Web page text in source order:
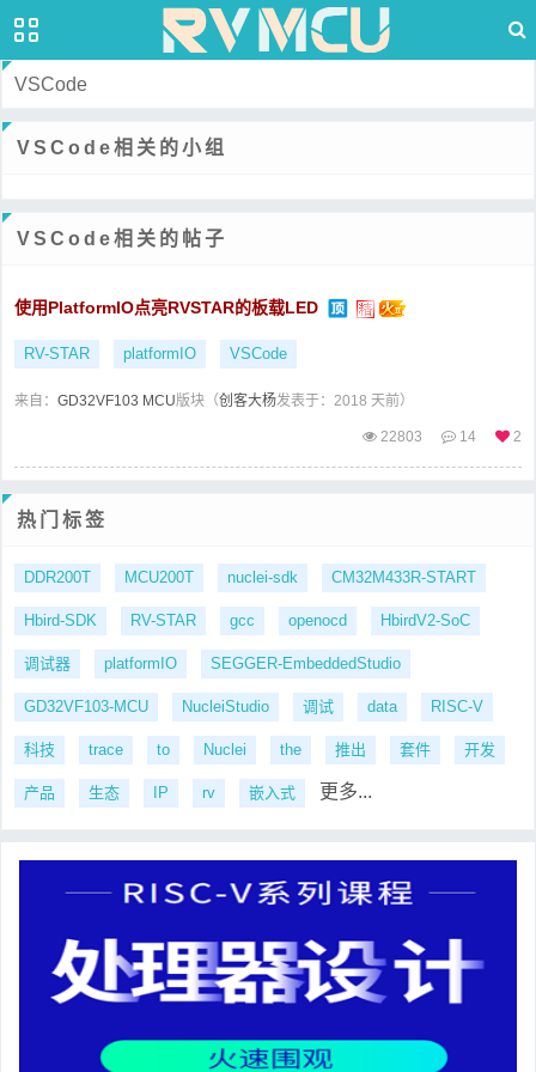
VSCode
VSCode相关的小组
VSCode相关的帖子
使用PlatformIO点亮RVSTAR的板载LED
RV-STAR platformIO VSCode
来自： GD32VF103 MCU版块（创客大杨发表于：2018 天前）
22803 14 2
热门标签
DDR200T MCU200T nuclei-sdk CM32M433R-START
Hbird-SDK RV-STAR gcc openocd HbirdV2-SoC
调试器 platformIO SEGGER-EmbeddedStudio
GD32VF103-MCU NucleiStudio 调试 data RISC-V
科技 trace to Nuclei the 推出 套件 开发
产品 生态 IP rv 嵌入式 更多...